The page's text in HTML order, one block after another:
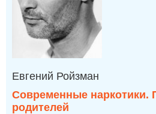
Евгений Ройзман
Современные наркотики.
родителей